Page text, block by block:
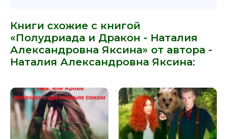
Книги схожие с книгой
«Полудриада и Дракон - Наталия
Александровна Яксина» от автора -
Наталия Александровна Яксина: